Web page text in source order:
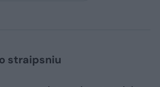
straipsniu